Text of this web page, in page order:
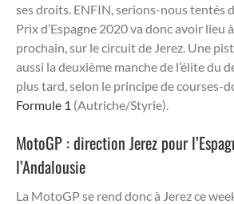
ses droits. ENFIN, serions-nous tentés
Prix d’Espagne 2020 va donc avoir lieu
prochain, sur le circuit de Jerez. Une
aussi la deuxième manche de l’élite du
plus tard, selon le principe de courses-
Formule 1 (Autriche/Styrie).
MotoGP : direction Jerez pour
l’Andalousie
La MotoGP se rend donc à Jerez ce